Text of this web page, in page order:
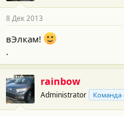
8 Дек 2013
вЭлкам!
.
rainbow
Administrator Команда